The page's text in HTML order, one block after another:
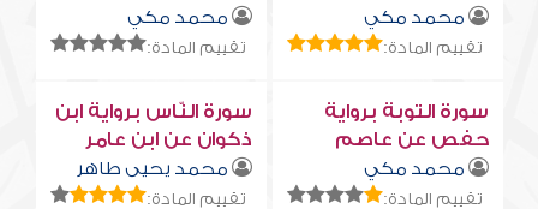
محمد مكي
تقييم المادة:
محمد مكي
تقييم المادة:
سورة التوبة برواية
حفص عن عاصم
محمد مكي
تقييم المادة:
سورة النّاس برواية ابن
ذكوان عن ابن عامر
محمد يحيى طاهر
تقييم المادة: